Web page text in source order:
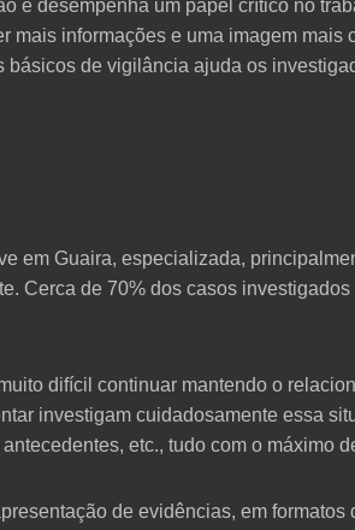
e desempenha um papel crítico no
mais informações e uma imagem
de vigilância ajuda os
em Guaira, especializada,
Cerca de 70% dos casos
difícil continuar mantendo o
investigam cuidadosamente essa
etc., tudo com o máximo
de evidências, em